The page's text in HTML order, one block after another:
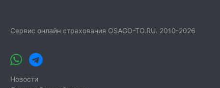
Сервис онлайн страхования OSAGO-TO.RU. 2010-2026
Новости